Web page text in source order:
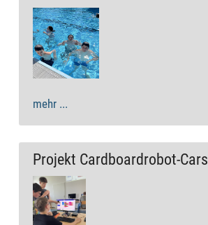
mehr ...
Projekt Cardboardrobot-Cars